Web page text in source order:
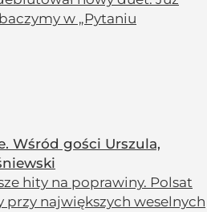
w „Pytaniu
Wśród gości Urszula,
hity na poprawiny. Polsat
przy największych weselnych